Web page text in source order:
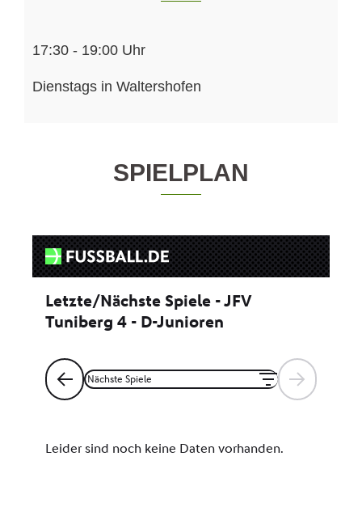
17:30 - 19:00 Uhr
Dienstags in Waltershofen
SPIELPLAN